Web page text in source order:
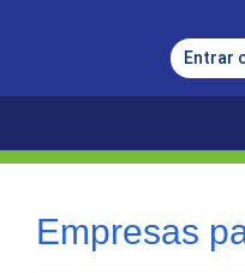
Entrar
Empresas